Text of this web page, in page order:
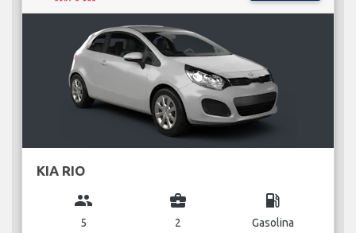
KIA RIO
group
5
business_center
2
local_gas_station
Gasolina